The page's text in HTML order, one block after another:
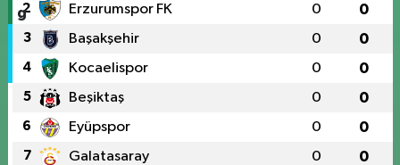
2 Erzurumspor FK 0 0
3 Başakşehir 0 0
4 Kocaelispor 0 0
5 Beşiktaş 0 0
6 Eyüpspor 0 0
7 Galatasaray 0 0